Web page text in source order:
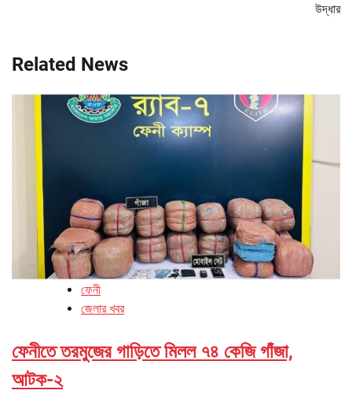
উদ্ধার
Related News
ফেনী
জেলার খবর
ফেনীতে তরমুজের গাড়িতে মিলল ৭৪ কেজি গাঁজা,
আটক-২